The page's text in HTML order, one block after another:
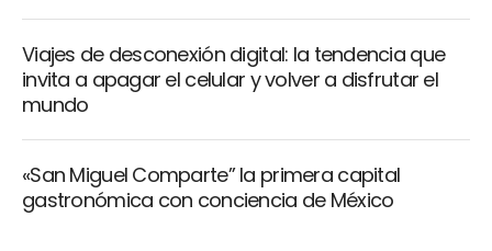
Viajes de desconexión digital: la tendencia que
invita a apagar el celular y volver a disfrutar el
mundo
«San Miguel Comparte” la primera capital
gastronómica con conciencia de México